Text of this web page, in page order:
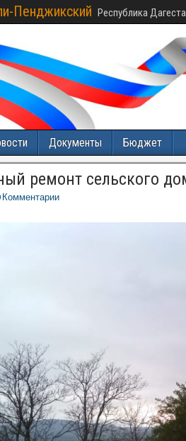
Пенджикский Республика
Документы Бюджет
ремонт сельского
Комментарии